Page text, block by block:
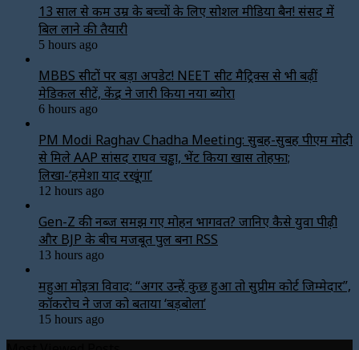
13 साल से कम उम्र के बच्चों के लिए सोशल मीडिया बैन! संसद में
बिल लाने की तैयारी
5 hours ago
MBBS सीटों पर बड़ा अपडेट! NEET सीट मैट्रिक्स से भी बढ़ीं
मेडिकल सीटें, केंद्र ने जारी किया नया ब्योरा
6 hours ago
PM Modi Raghav Chadha Meeting: सुबह-सुबह पीएम मोदी
से मिले AAP सांसद राघव चड्ढा, भेंट किया खास तोहफा;
लिखा-‘हमेशा याद रखूंगा’
12 hours ago
Gen-Z की नब्ज समझ गए मोहन भागवत? जानिए कैसे युवा पीढ़ी
और BJP के बीच मजबूत पुल बना RSS
13 hours ago
महुआ मोइत्रा विवाद: “अगर उन्हें कुछ हुआ तो सुप्रीम कोर्ट जिम्मेदार”,
कॉकरोच ने जज को बताया ‘बड़बोला’
15 hours ago